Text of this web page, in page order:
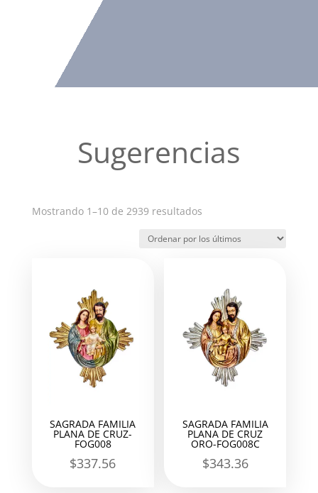
Sugerencias
Mostrando 1–10 de 2939 resultadosOrdenado
los
SAGRADA FAMILIA
PLANA DE CRUZ-
FOG008
$337.56
SAGRADA FAMILIA
PLANA DE CRUZ
ORO-FOG008C
$343.36